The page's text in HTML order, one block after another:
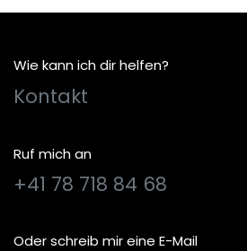
Wie kann ich dir helfen?
Kontakt
Ruf mich an
+41 78 718 84 68
Oder schreib mir eine E-Mail